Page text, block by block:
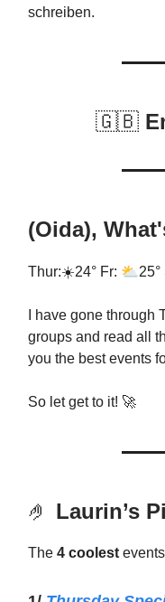
schreiben.
🇬🇧
(Oida),
Thur:☀️24° Fr: ⛅
I have gone
groups and read all
you the best events
So let get to it! 🚀
🤌 Laurin’s
The 4 coolest